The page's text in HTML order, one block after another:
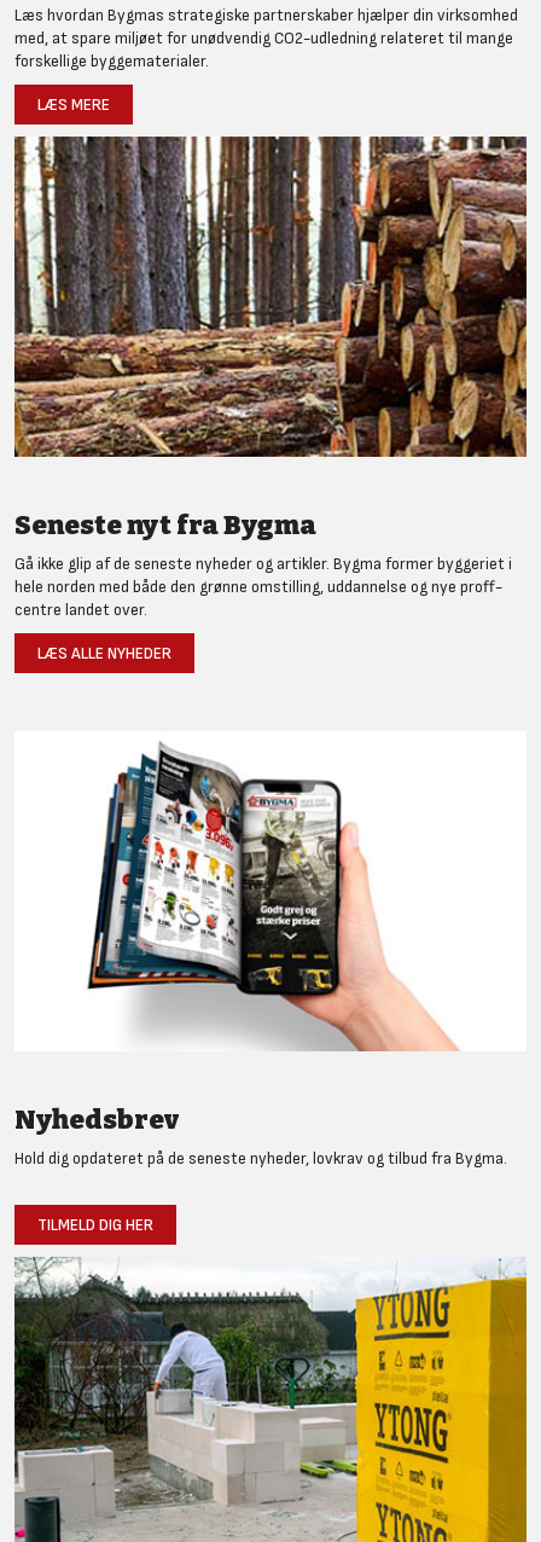
Læs hvordan Bygmas strategiske partnerskaber hjælper din virksomhed
med, at spare miljøet for unødvendig CO2-udledning relateret til mange
forskellige byggematerialer.
LÆS MERE
Seneste nyt fra Bygma
Gå ikke glip af de seneste nyheder og artikler. Bygma former byggeriet i
hele norden med både den grønne omstilling, uddannelse og nye proff-
centre landet over.
LÆS ALLE NYHEDER
Nyhedsbrev
Hold dig opdateret på de seneste nyheder, lovkrav og tilbud fra Bygma.
TILMELD DIG HER